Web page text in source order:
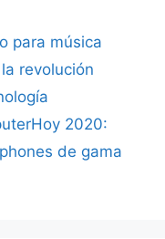
para música
revolución
2020:
de gama